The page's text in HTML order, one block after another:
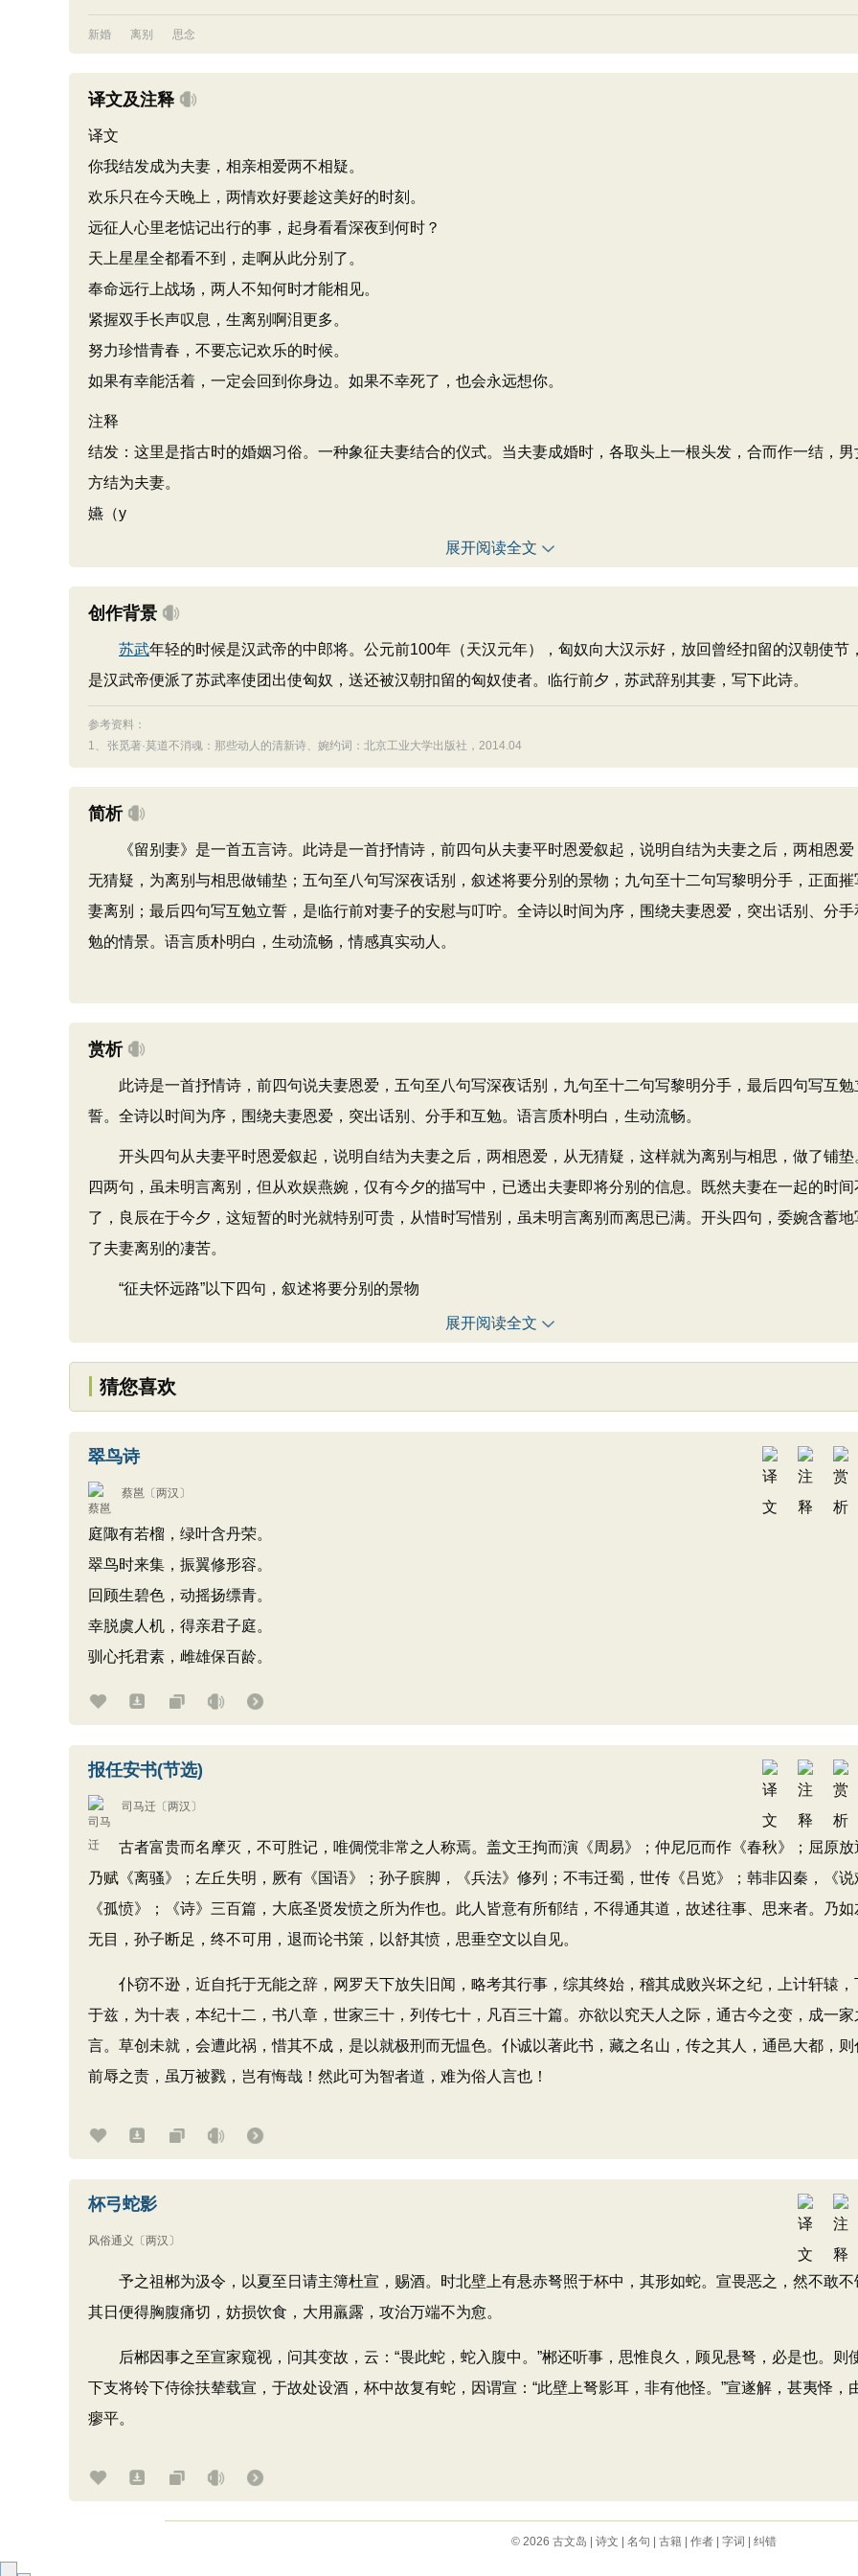
新婚 离别 思念
译文及注释
译文
你我结发成为夫妻，相亲相爱两不相疑。
欢乐只在今天晚上，两情欢好要趁这美好的时刻。
远征人心里老惦记出行的事，起身看看深夜到何时？
天上星星全都看不到，走啊从此分别了。
奉命远行上战场，两人不知何时才能相见。
紧握双手长声叹息，生离别啊泪更多。
努力珍惜青春，不要忘记欢乐的时候。
如果有幸能活着，一定会回到你身边。如果不幸死了，也会永远想你。
注释
结发：这里是指古时的婚姻习俗。一种象征夫妻结合的仪式。当夫妻成婚时，各取头上一根头发，合而作一结，男
方结为夫妻。
嬿（y
展开阅读全文
创作背景
苏武年轻的时候是汉武帝的中郎将。公元前100年（天汉元年），匈奴向大汉示好，放回曾经扣留的汉朝使节
是汉武帝便派了苏武率使团出使匈奴，送还被汉朝扣留的匈奴使者。临行前夕，苏武辞别其妻，写下此诗。
参考资料：
1、 张觅著·莫道不消魂：那些动人的清新诗、婉约词：北京工业大学出版社，2014.04
简析
《留别妻》是一首五言诗。此诗是一首抒情诗，前四句从夫妻平时恩爱叙起，说明自结为夫妻之后，两相恩爱
无猜疑，为离别与相思做铺垫；五句至八句写深夜话别，叙述将要分别的景物；九句至十二句写黎明分手，正面摧
妻离别；最后四句写互勉立誓，是临行前对妻子的安慰与叮咛。全诗以时间为序，围绕夫妻恩爱，突出话别、分手
勉的情景。语言质朴明白，生动流畅，情感真实动人。
赏析
此诗是一首抒情诗，前四句说夫妻恩爱，五句至八句写深夜话别，九句至十二句写黎明分手，最后四句写互勉
誓。全诗以时间为序，围绕夫妻恩爱，突出话别、分手和互勉。语言质朴明白，生动流畅。
开头四句从夫妻平时恩爱叙起，说明自结为夫妻之后，两相恩爱，从无猜疑，这样就为离别与相思，做了铺垫
四两句，虽未明言离别，但从欢娱燕婉，仅有今夕的描写中，已透出夫妻即将分别的信息。既然夫妻在一起的时间
了，良辰在于今夕，这短暂的时光就特别可贵，从惜时写惜别，虽未明言离别而离思已满。开头四句，委婉含蓄地
了夫妻离别的凄苦。
“征夫怀远路”以下四句，叙述将要分别的景物
展开阅读全文
猜您喜欢
翠鸟诗
蔡邕 〔两汉〕
庭陬有若榴，绿叶含丹荣。
翠鸟时来集，振翼修形容。
回顾生碧色，动摇扬缥青。
幸脱虞人机，得亲君子庭。
驯心托君素，雌雄保百龄。
报任安书(节选)
司马迁 〔两汉〕
古者富贵而名摩灭，不可胜记，唯倜傥非常之人称焉。盖文王拘而演《周易》；仲尼厄而作《春秋》；屈原放
乃赋《离骚》；左丘失明，厥有《国语》；孙子膑脚，《兵法》修列；不韦迁蜀，世传《吕览》；韩非囚秦，《说
《孤愤》；《诗》三百篇，大底圣贤发愤之所为作也。此人皆意有所郁结，不得通其道，故述往事、思来者。乃如
无目，孙子断足，终不可用，退而论书策，以舒其愤，思垂空文以自见。
仆窃不逊，近自托于无能之辞，网罗天下放失旧闻，略考其行事，综其终始，稽其成败兴坏之纪，上计轩辕，
于兹，为十表，本纪十二，书八章，世家三十，列传七十，凡百三十篇。亦欲以究天人之际，通古今之变，成一家
言。草创未就，会遭此祸，惜其不成，是以就极刑而无愠色。仆诚以著此书，藏之名山，传之其人，通邑大都，则
前辱之责，虽万被戮，岂有悔哉！然此可为智者道，难为俗人言也！
杯弓蛇影
风俗通义 〔两汉〕
予之祖郴为汲令，以夏至日请主簿杜宣，赐酒。时北壁上有悬赤弩照于杯中，其形如蛇。宣畏恶之，然不敢不
其日便得胸腹痛切，妨损饮食，大用羸露，攻治万端不为愈。
后郴因事之至宣家窥视，问其变故，云：“畏此蛇，蛇入腹中。”郴还听事，思惟良久，顾见悬弩，必是也。则
下支将铃下侍徐扶辇载宣，于故处设酒，杯中故复有蛇，因谓宣：“此壁上弩影耳，非有他怪。”宣遂解，甚夷怿，
瘳平。
© 2026 古文岛 诗文 名句 古籍| 作者| 字词 纠错